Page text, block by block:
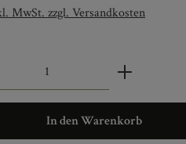
MwSt. zzgl. Versandkosten
Anzahl: Gib den
In den Warenkorb